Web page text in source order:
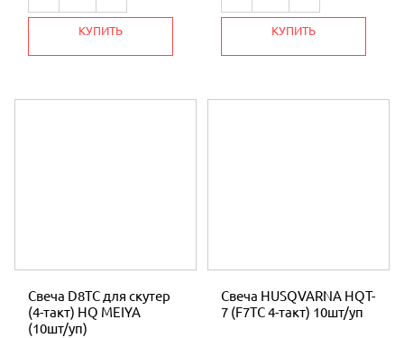
КУПИТЬ КУПИТЬ
Свеча D8TC для скутер
(4-такт) HQ MEIYA
(10шт/уп)
Свеча HUSQVARNA HQT-
7 (F7TC 4-такт) 10шт/уп